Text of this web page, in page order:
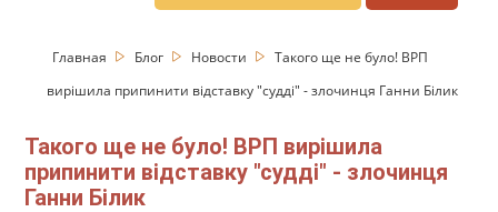
Главная Блог Новости
Такого ще не було! ВРП
вирішила припинити відставку "судді" - злочинця Ганни Білик
Такого ще не було! ВРП вирішила
припинити відставку "судді" - злочинця
Ганни Білик